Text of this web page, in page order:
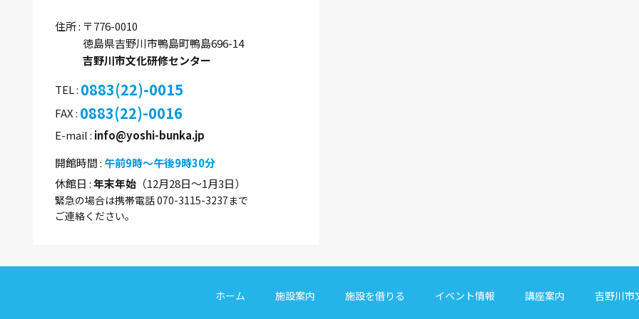
住所 〒776-0010
徳島県吉野川市鴨島町鴨島696-14
吉野川市文化研修センター
TEL 0883(22)-0015
FAX 0883(22)-0016
E-mail info@yoshi-bunka.jp
開館時間 午前9時～午後9時30分
休館日 年末年始 （12月28日～1月3日）
緊急の場合は携帯電話 070-3115-3237まで
ご連絡ください。
ホーム 施設案内 施設を借りる イベント情報 講座案内 吉野川市